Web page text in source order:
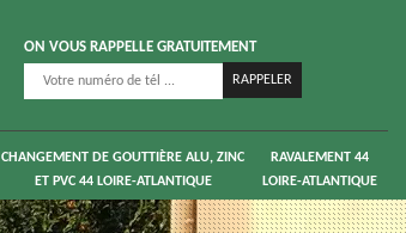
ON VOUS RAPPELLE GRATUITEMENT
CHANGEMENT DE GOUTTIÈRE ALU, ZINC
ET PVC 44 LOIRE-ATLANTIQUE
RAVALEMENT 44
LOIRE-ATLANTIQUE